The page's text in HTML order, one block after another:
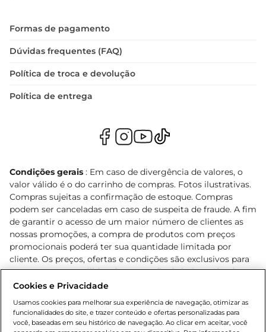
Formas de pagamento
Dúvidas frequentes (FAQ)
Política de troca e devolução
Política de entrega
Condições gerais : Em caso de divergência de valores, o
valor válido é o do carrinho de compras. Fotos ilustrativas.
Compras sujeitas a confirmação de estoque. Compras
podem ser canceladas em caso de suspeita de fraude. A fim
de garantir o acesso de um maior número de clientes as
nossas promoções, a compra de produtos com preços
promocionais poderá ter sua quantidade limitada por
cliente. Os preços, ofertas e condições são exclusivos para
o e-commerce e válidos durante o dia de hoje, podendo
sofrer alterações sem prévia notificação. Proibida a venda
Lei n.º 8069/90, art. 81, inciso II (Estatuto da Criança e do
Adolescente). Preços e condições exclusivos para o
Cookies e Privacidade
Usamos cookies para melhorar sua experiência de navegação, otimizar as
funcionalidades do site, e trazer conteúdo e ofertas personalizadas para
você, baseadas em seu histórico de navegação. Ao clicar em aceitar, você